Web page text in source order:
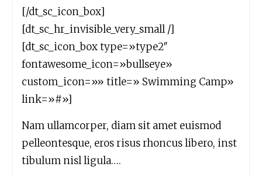
[/dt_sc_icon_box]
[dt_sc_hr_invisible_very_small /]
[dt_sc_icon_box type=»type2″
fontawesome_icon=»bullseye»
custom_icon=»» title=» Swimming Camp»
link=»#»]
Nam ullamcorper, diam sit amet euismod
pelleontesque, eros risus rhoncus libero, inst
tibulum nisl ligula….